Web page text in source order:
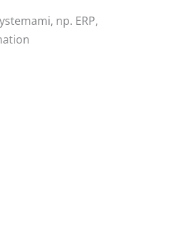
np. ERP,